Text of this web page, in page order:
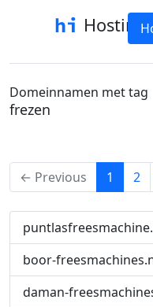
Hostinfo
Domeinnamen met tag
frezen
← Previous 1 2
boor-
daman-